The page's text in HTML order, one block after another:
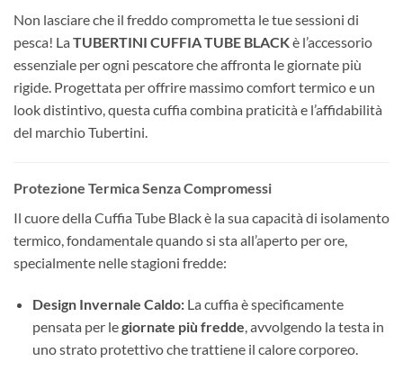
Non lasciare che il freddo comprometta le tue sessioni di
pesca! La TUBERTINI CUFFIA TUBE BLACKè l’accessorio
essenziale per ogni pescatore che affronta le giornate più
rigide. Progettata per offrire massimo comfort termico e un
look distintivo, questa cuffia combina praticità e l’affidabilità
del marchio Tubertini.
Protezione Termica Senza Compromessi
Il cuore della Cuffia Tube Black è la sua capacità di isolamento
termico, fondamentale quando si sta all’aperto per ore,
specialmente nelle stagioni fredde:
Design Invernale Caldo:La cuffia è specificamente
pensata per legiornate più fredde, avvolgendo la testa in
uno strato protettivo che trattiene il calore corporeo.